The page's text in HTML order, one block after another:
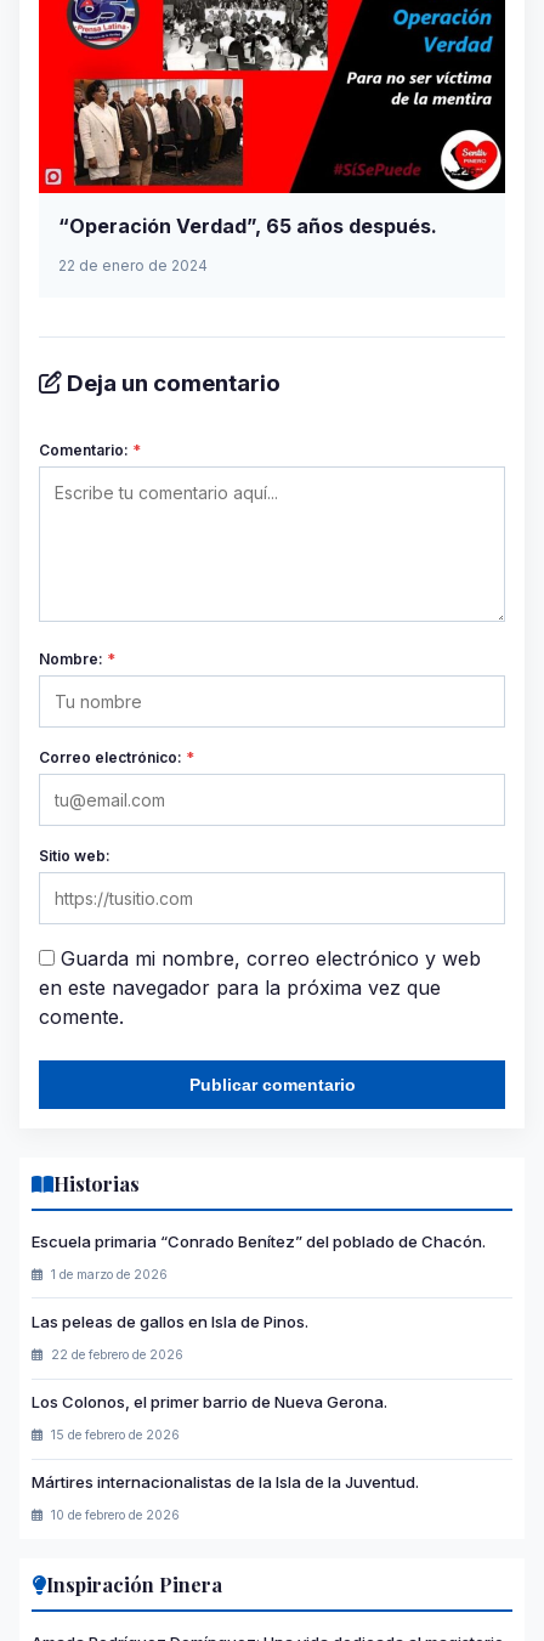
“Operación Verdad”, 65 años después.
22 de enero de 2024
Deja un comentario
Comentario: *
Nombre: *
Correo electrónico: *
Sitio web:
Guarda mi nombre, correo electrónico y web
en este navegador para la próxima vez que
comente.
Historias
Escuela primaria “Conrado Benítez” del poblado de Chacón.
1 de marzo de 2026
Las peleas de gallos en Isla de Pinos.
22 de febrero de 2026
Los Colonos, el primer barrio de Nueva Gerona.
15 de febrero de 2026
Mártires internacionalistas de la Isla de la Juventud.
10 de febrero de 2026
Inspiración Pinera